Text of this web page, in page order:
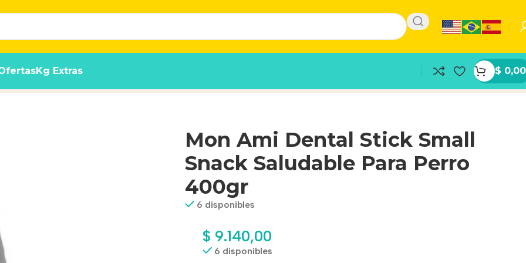
Kg Extras $ 0,00
Para Perro 400gr
Mon Ami Dental Stick Small
Snack Saludable Para Perro
400gr
6 disponibles
$ 9.140,00
6 disponibles